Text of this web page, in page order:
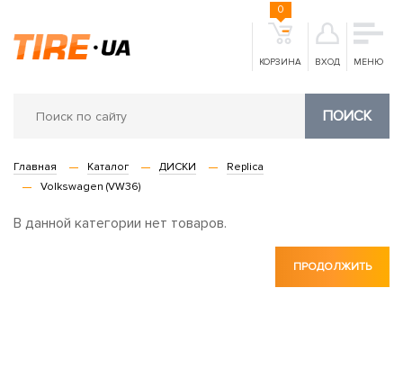
КОРЗИНА
0
ВХОД МЕНЮ
ПОИСК
Главная Каталог ДИСКИ
Replica
Volkswagen (VW36)
В данной категории нет товаров.
ПРОДОЛЖИТЬ